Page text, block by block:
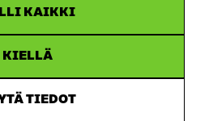
KAIKKI
KIELLÄ
TIEDOT